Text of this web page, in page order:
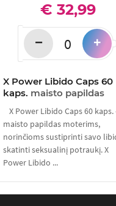
X Power Libido Caps 60
kaps. maisto papildas
€ 32,99
− +
X Power Libido Caps 60 kaps.
maisto papildas moterims,
norinčioms sustiprinti savo
skatinti seksualinį potraukį. X
Power Libido ...